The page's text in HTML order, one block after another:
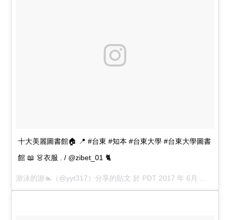
十大美麗圖書館🏠 📍 #台東 #知本 #台東大學 #台東大學圖書
館 📖 👗衣服 . / @zibet_01 🐈
游泳的游🏊 （@yyt317）分享的貼文 於 PDT 2017 年 6月 月 3 日 11:39 下午